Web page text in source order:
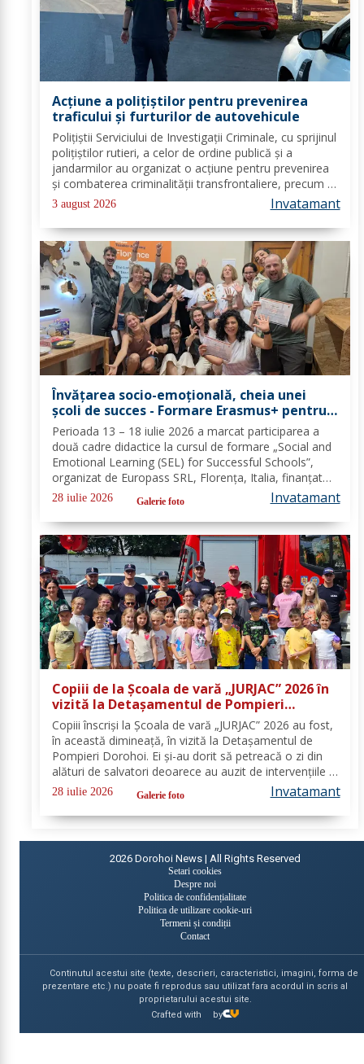
Acțiune a polițiștilor pentru prevenirea
traficului și furturilor de autovehicule
Polițiștii Serviciului de Investigații Criminale, cu sprijinul
polițiștilor rutieri, a celor de ordine publică și a
jandarmilor au organizat o acțiune pentru prevenirea
și combaterea criminalității transfrontaliere, precum și
pentru combaterea traficului și furturilor de
autovehicule, pe raza...
3 august 2026 Invatamant
Învățarea socio-emoțională, cheia unei
școli de succes - Formare Erasmus+ pentru
două cadre didactice de la Școala
Gimnazială „Spiru Haret” Dorohoi - FOTO
Perioada 13 – 18 iulie 2026 a marcat participarea a
două cadre didactice la cursul de formare „Social and
Emotional Learning (SEL) for Successful Schools”,
organizat de Europass SRL, Florența, Italia, finanțat
prin programul de Acreditare Erasmus +, domeniul
educație școlară număr de referință...
28 iulie 2026 Galerie foto Invatamant
Copiii de la Școala de vară „JURJAC” 2026 în
vizită la Detașamentul de Pompieri
Dorohoi - FOTO
Copiii înscriși la Școala de vară „JURJAC” 2026 au fost,
în această dimineață, în vizită la Detașamentul de
Pompieri Dorohoi. Ei și-au dorit să petreacă o zi din
alături de salvatori deoarece au auzit de intervențiile la
care au participat și de oamenii pe care i-au ajutat de-
a lungul timpului. „Ne...
28 iulie 2026 Galerie foto Invatamant
2026 Dorohoi News | All Rights Reserved
Setari cookies
Despre noi
Politica de confidențialitate
Politica de utilizare cookie-uri
Termeni și condiții
Contact
Continutul acestui site (texte, descrieri, caracteristici, imagini, forma de
prezentare etc.) nu poate fi reprodus sau utilizat fara acordul in scris al
proprietarului acestui site.
Crafted with
by